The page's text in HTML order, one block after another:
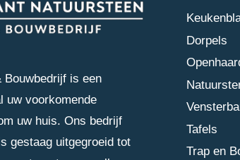
Bouwbedrijf is een
uw voorkomende
uw huis. Ons bedrijf
gestaag uitgegroeid tot
Dorpels
Tafels
Trap en